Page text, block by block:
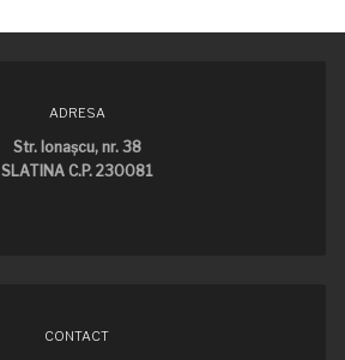
ADRESA
Str. Ionaşcu, nr. 38
SLATINA C.P. 230081
CONTACT